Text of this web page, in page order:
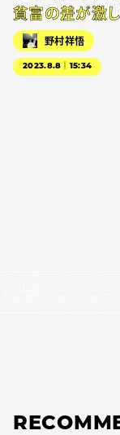
貧富の差が激
野村祥悟
2023.8.8｜15:34